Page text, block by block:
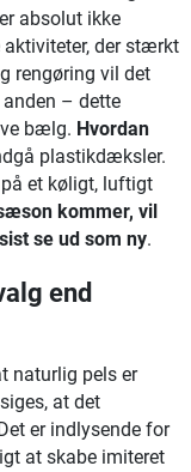
absolut ikke
der stærkt
rengøring vil det
– dette
bælg. Hvordan
plastikdæksler.
et køligt, luftigt
kommer, vil
se ud som ny.
end
naturlig pels er
at det
er indlysende for
at skabe imiteret